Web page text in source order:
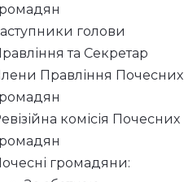
голови
та Секретар
Правління Почесних
комісія Почесних
громадяни: